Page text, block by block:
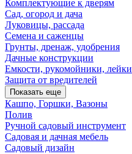
Комплектующие к дверям
Сад, огород и дача
Луковицы, рассада
Семена и саженцы
Грунты, дренаж, удобрения
Дачные конструкции
Емкости, рукомойники, лейки
Защита от вредителей
Показать еще
Кашпо, Горшки, Вазоны
Полив
Ручной садовый инструмент
Садовая и дачная мебель
Садовый дизайн